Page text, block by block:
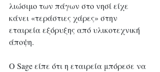
λιώσιμο των πάγων στο νησί είχε
κάνει «τεράστιες χάρες» στην
εταιρεία εξόρυξης από υλικοτεχνική
άποψη.
Ο Sage είπε ότι η εταιρεία μπόρεσε να